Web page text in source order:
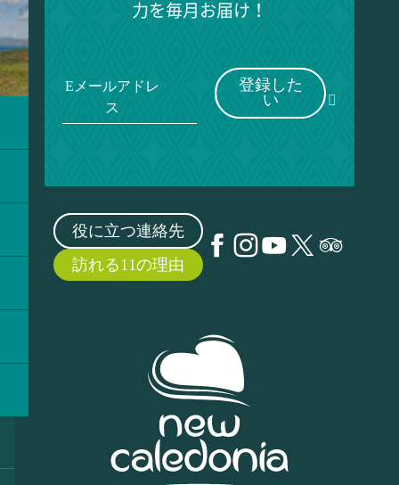
力を毎月お届け！
Eメールアドレ
ス
登録した
い
役に立つ連絡先
訪れる11の理由